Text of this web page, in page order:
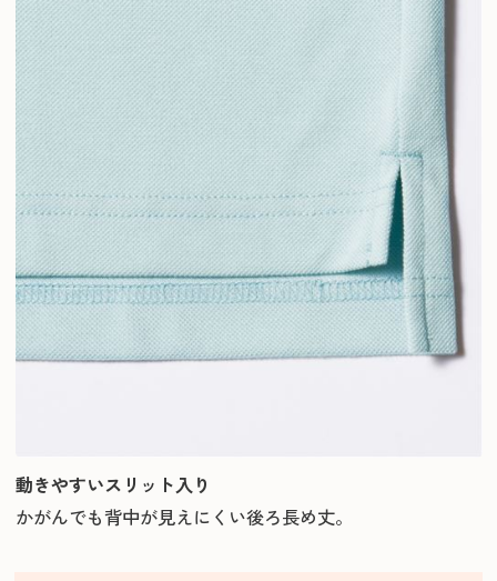
動きやすいスリット入り
かがんでも背中が見えにくい後ろ長め丈。